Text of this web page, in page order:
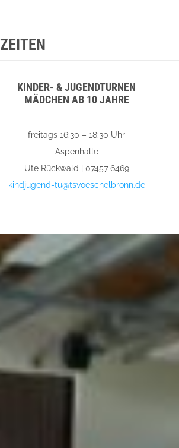
KINDER- & JUGENDTURNEN
MÄDCHEN AB 10 JAHRE
freitags 16:30 – 18:30 Uhr
Aspenhalle
Ute Rückwald | 07457 6469
kindjugend-tu@tsvoeschelbronn.de